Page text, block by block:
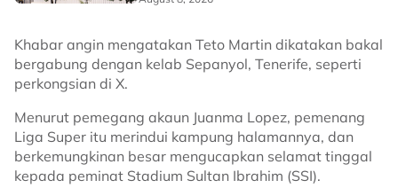
Khabar angin mengatakan Teto Martin dikatakan bakal
bergabung dengan kelab Sepanyol, Tenerife, seperti
perkongsian di X.
Menurut pemegang akaun Juanma Lopez, pemenang
Liga Super itu merindui kampung halamannya, dan
berkemungkinan besar mengucapkan selamat tinggal
kepada peminat Stadium Sultan Ibrahim (SSI).